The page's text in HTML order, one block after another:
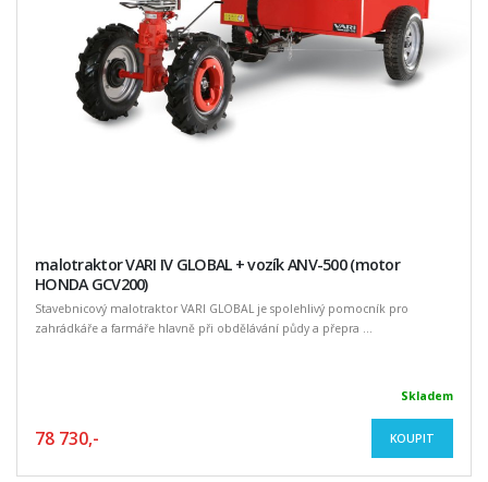
malotraktor VARI IV GLOBAL + vozík ANV-500 (motor
HONDA GCV200)
Stavebnicový malotraktor VARI GLOBAL je spolehlivý pomocník pro
zahrádkáře a farmáře hlavně při obdělávání půdy a přepra ...
Skladem
78 730,- KOUPIT